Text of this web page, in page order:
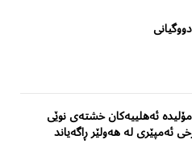
ئەهلییەکان خشتەی نوێی
ئەمپێری لە هەولێر ڕاگەیاند